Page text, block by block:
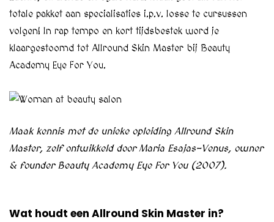
totale pakket aan specialisaties i.p.v. losse te cursussen
volgen! In rap tempo en kort tijdsbestek word je
klaargestoomd tot Allround Skin Master bij Beauty
Academy Eye For You.
Maak kennis met de unieke opleiding Allround Skin
Master, zelf ontwikkeld door Maria Esajas-Venus, owner
& founder Beauty Academy Eye For You (2007).
Wat houdt een Allround Skin Master in?